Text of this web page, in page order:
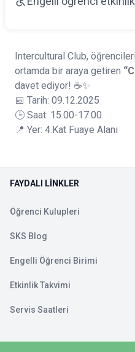
Intercultural Club,
ortamda bir araya getiren
davet ediyor! ☕✨
📅 Tarih: 09.12.2025
🕒 Saat: 15.00-17.00
📍 Yer: 4.Kat Fuaye Alanı
FAYDALI LINKLER
Öğrenci Kulupleri
SKS Blog
Engelli Öğrenci Birimi
Etkinlik Takvimi
Servis Saatleri